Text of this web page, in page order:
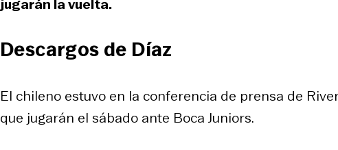
jugarán la vuelta.
Descargos de Díaz
El chileno estuvo en la conferencia de prensa de
que jugarán el sábado ante Boca Juniors.